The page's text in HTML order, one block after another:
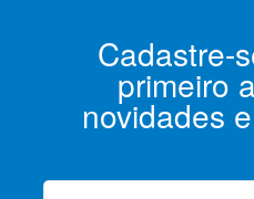
Cadastre-
primeiro
novidades